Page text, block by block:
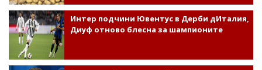
Интер подчини Ювентус в Дерби дИталия,
Диуф отново блесна за шампионите